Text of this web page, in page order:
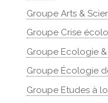
Groupe Arts &
Groupe Crise
Groupe Ecologie
Groupe Écologie
Groupe Etudes à